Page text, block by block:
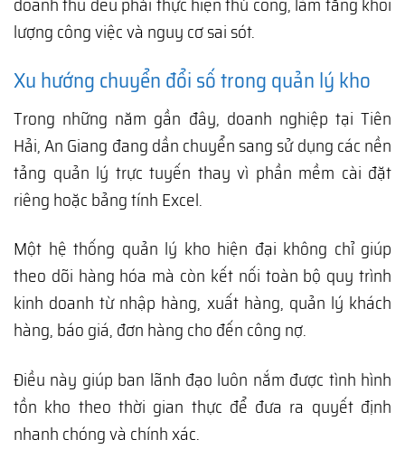
lượng công việc và nguy cơ sai sót.
Xu hướng chuyển đổi số trong quản lý kho
Trong những năm gần đây, doanh nghiệp tại Tiên
Hải, An Giang đang dần chuyển sang sử dụng các nền
tảng quản lý trực tuyến thay vì phần mềm cài đặt
riêng hoặc bảng tính Excel.
Một hệ thống quản lý kho hiện đại không chỉ giúp
theo dõi hàng hóa mà còn kết nối toàn bộ quy trình
kinh doanh từ nhập hàng, xuất hàng, quản lý khách
hàng, báo giá, đơn hàng cho đến công nợ.
Điều này giúp ban lãnh đạo luôn nắm được tình hình
tồn kho theo thời gian thực để đưa ra quyết định
nhanh chóng và chính xác.